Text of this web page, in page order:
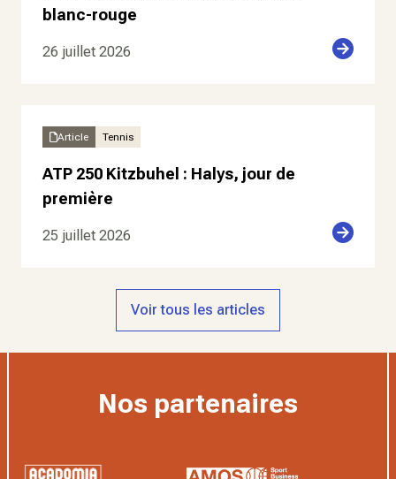
blanc-rouge
26 juillet 2026
Article Tennis
ATP 250 Kitzbuhel : Halys, jour de
première
25 juillet 2026
Voir tous les articles
Nos partenaires